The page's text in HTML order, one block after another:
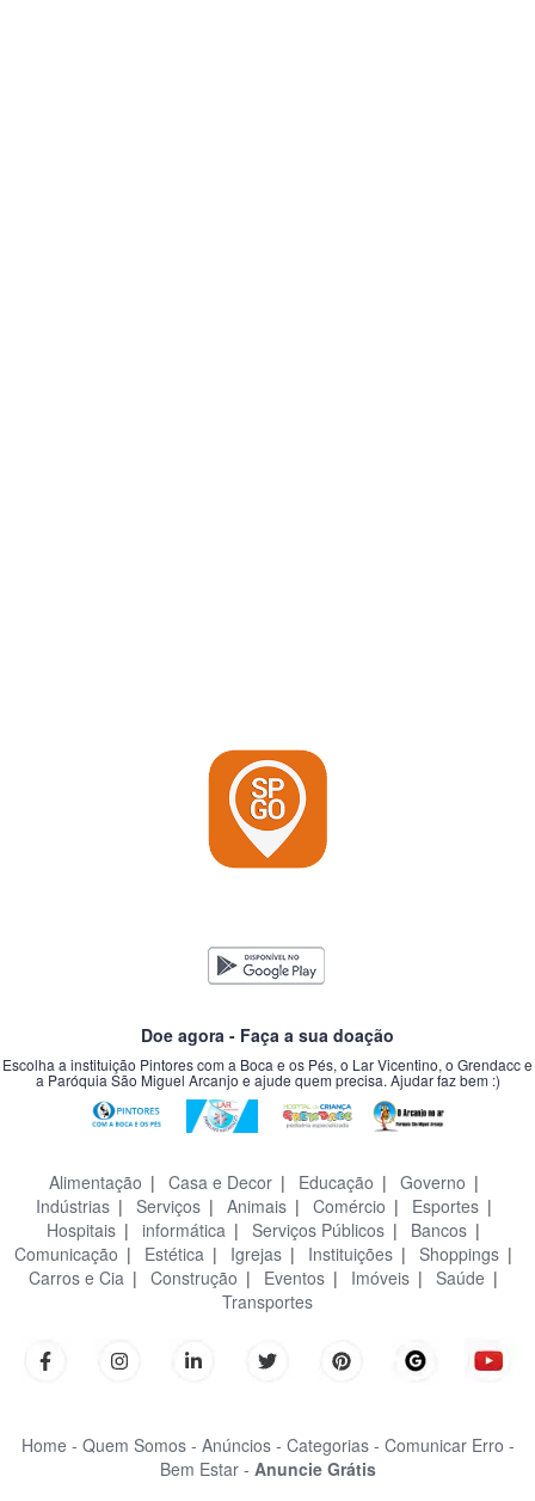
Doe agora - Faça a sua doação
Escolha a instituição Pintores com a Boca e os Pés, o Lar Vicentino, o Grendacc e
a Paróquia São Miguel Arcanjo e ajude quem precisa. Ajudar faz bem :)
Alimentação | Casa e Decor| Educação | Governo |
Indústrias| Serviços| Animais| Comércio | Esportes|
Hospitais | informática | Serviços Públicos | Bancos |
Comunicação | Estética | Igrejas | Instituições | Shoppings |
Carros e Cia | Construção | Eventos | Imóveis | Saúde |
Transportes
Home - Quem Somos - Anúncios - Categorias - Comunicar Erro -
Bem Estar - Anuncie Grátis